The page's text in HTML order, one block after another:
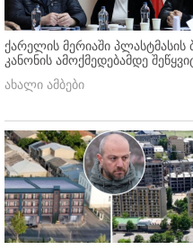
ქარელის მერიაში
კანონის ამოქმედებამდე
ახალი ამბები